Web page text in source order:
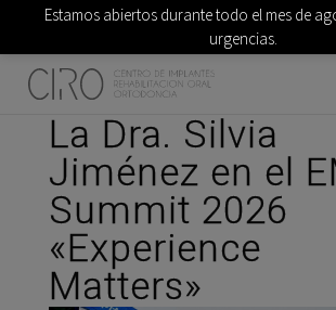
La Dra. Silvia
Jiménez en el
Summit 2026
«Experience
Matters»
Estamos abiertos durante todo el mes de
urgencias.